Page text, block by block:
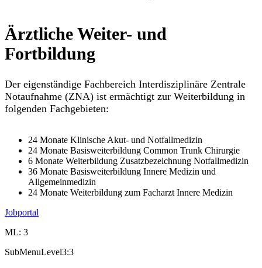
Ärztliche Weiter- und
Fortbildung
Der eigenständige Fachbereich Interdisziplinäre Zentrale
Notaufnahme (ZNA) ist ermächtigt zur Weiterbildung in
folgenden Fachgebieten:
24 Monate Klinische Akut- und Notfallmedizin
24 Monate Basisweiterbildung Common Trunk Chirurgie
6 Monate Weiterbildung Zusatzbezeichnung Notfallmedizin
36 Monate Basisweiterbildung Innere Medizin und
Allgemeinmedizin
24 Monate Weiterbildung zum Facharzt Innere Medizin
Jobportal
ML: 3
SubMenuLevel3:3